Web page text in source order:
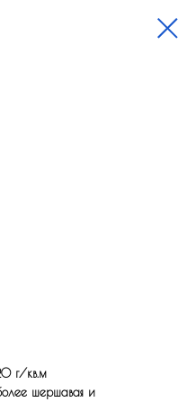
г/кв.м
шершавая и